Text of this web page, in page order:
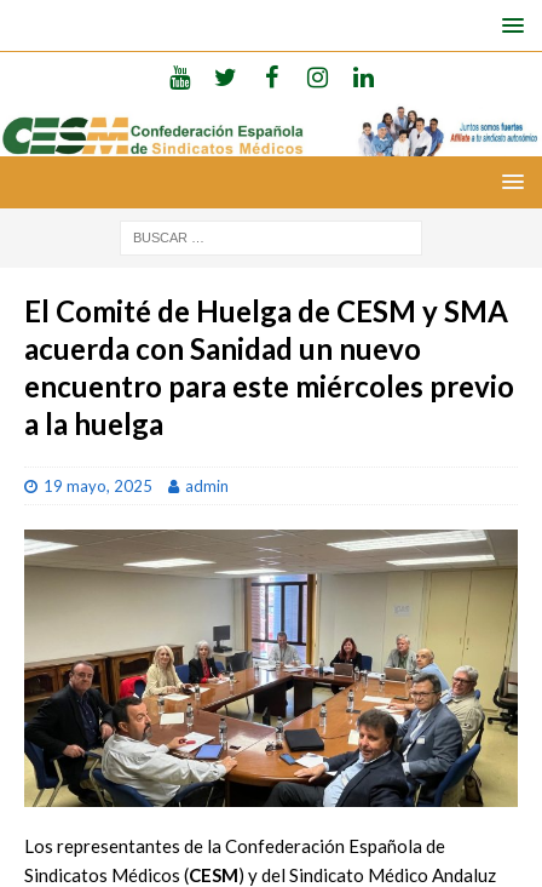
El Comité de Huelga de CESM y SMA
acuerda con Sanidad un nuevo
encuentro para este miércoles previo
a la huelga
19 mayo, 2025 admin
Los representantes de la Confederación Española de
Sindicatos Médicos (CESM) y del Sindicato Médico Andaluz